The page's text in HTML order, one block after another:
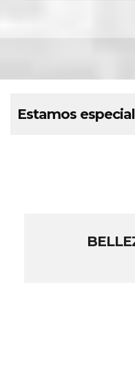
Estamos